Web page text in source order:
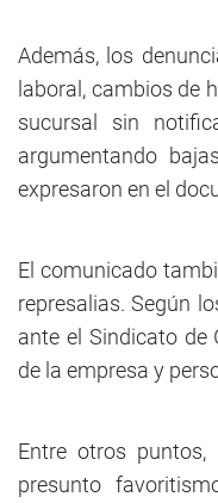
Además, los
laboral, cambios de
sucursal sin
argumentando
expresaron en el
El comunicado
represalias. Según
ante el Sindicato de
de la empresa y
Entre otros puntos,
presunto